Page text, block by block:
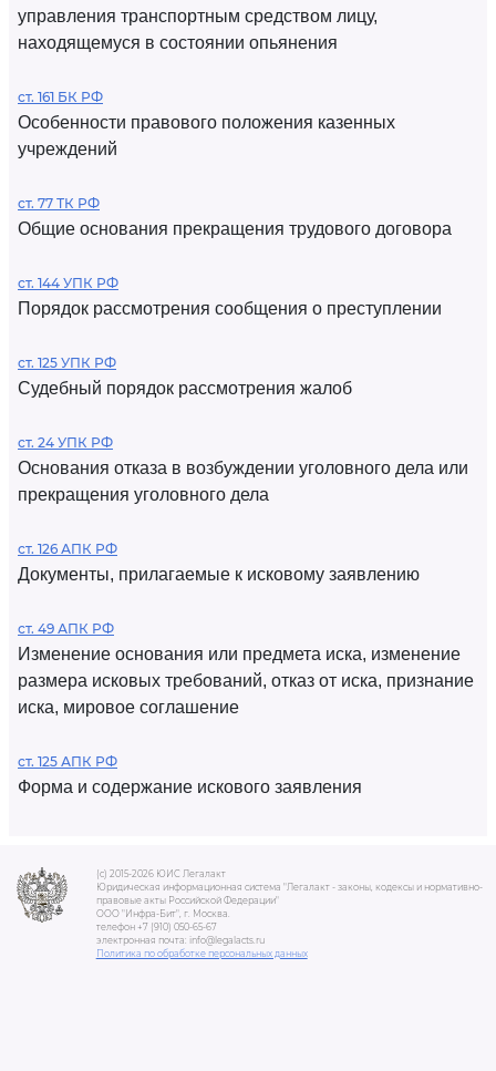
управления транспортным средством лицу,
находящемуся в состоянии опьянения
ст. 161 БК РФ
Особенности правового положения казенных
учреждений
ст. 77 ТК РФ
Общие основания прекращения трудового договора
ст. 144 УПК РФ
Порядок рассмотрения сообщения о преступлении
ст. 125 УПК РФ
Судебный порядок рассмотрения жалоб
ст. 24 УПК РФ
Основания отказа в возбуждении уголовного дела или
прекращения уголовного дела
ст. 126 АПК РФ
Документы, прилагаемые к исковому заявлению
ст. 49 АПК РФ
Изменение основания или предмета иска, изменение
размера исковых требований, отказ от иска, признание
иска, мировое соглашение
ст. 125 АПК РФ
Форма и содержание искового заявления
(c) 2015-2026 ЮИС Легалакт
Юридическая информационная система "Легалакт - законы, кодексы и нормативно-
правовые акты Российской Федерации"
ООО "Инфра-Бит", г. Москва.
телефон +7 (910) 050-65-67
электронная почта: info@legalacts.ru
Политика по обработке персональных данных